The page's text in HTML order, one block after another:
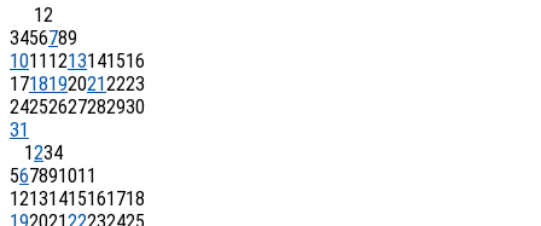
12
3456789
1011 1213141516
17181920212223
24252627282930
31
1234
567891011
12131415161718